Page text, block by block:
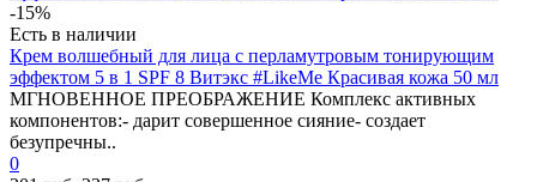
-15%
Есть в наличии
Крем волшебный для лица с перламутровым тонирующим
эффектом 5 в 1 SPF 8 Витэкс #LikeMe Красивая кожа 50 мл
МГНОВЕННОЕ ПРЕОБРАЖЕНИЕ Комплекс активных
компонентов:- дарит совершенное сияние- создает
безупречны..
0